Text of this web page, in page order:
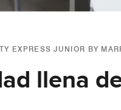
EXPRESS JUNIOR BY
llena